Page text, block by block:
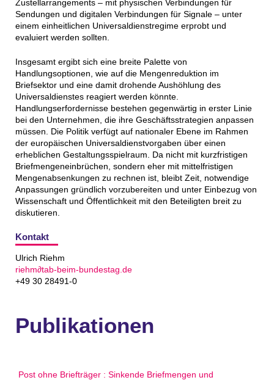
Zustellarrangements – mit physischen Verbindungen für
Sendungen und digitalen Verbindungen für Signale – unter
einem einheitlichen Universaldienstregime erprobt und
evaluiert werden sollten.
Insgesamt ergibt sich eine breite Palette von
Handlungsoptionen, wie auf die Mengenreduktion im
Briefsektor und eine damit drohende Aushöhlung des
Universaldienstes reagiert werden könnte.
Handlungserfordernisse bestehen gegenwärtig in erster Linie
bei den Unternehmen, die ihre Geschäftsstrategien anpassen
müssen. Die Politik verfügt auf nationaler Ebene im Rahmen
der europäischen Universaldienstvorgaben über einen
erheblichen Gestaltungsspielraum. Da nicht mit kurzfristigen
Briefmengeneinbrüchen, sondern eher mit mittelfristigen
Mengenabsenkungen zu rechnen ist, bleibt Zeit, notwendige
Anpassungen gründlich vorzubereiten und unter Einbezug von
Wissenschaft und Öffentlichkeit mit den Beteiligten breit zu
diskutieren.
Kontakt
Ulrich Riehm
riehm∂tab-beim-bundestag.de
+49 30 28491-0
Publikationen
Post ohne Briefträger : Sinkende Briefmengen und